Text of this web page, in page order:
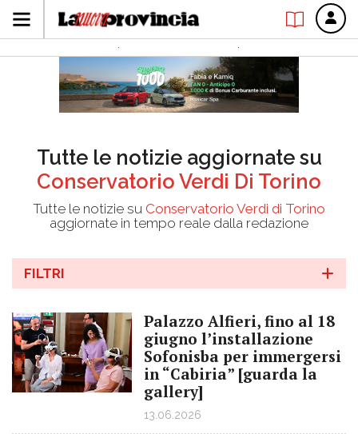
Tutte le notizie aggiornate su
Conservatorio Verdi Di Torino
Tutte le notizie su Conservatorio Verdi di Torino
aggiornate in tempo reale dalla redazione
FILTRI
Palazzo Alfieri, fino al 18
giugno l’installazione
Sofonisba per immergersi
in “Cabiria” [guarda la
gallery]
13.06.2026